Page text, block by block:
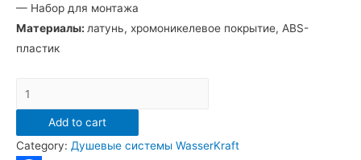
— Набор для монтажа
Материалы: латунь, хромоникелевое покрытие, ABS-
пластик
Душевая
система
WasserKraft
A17701
Add to cart
Category: Душевые системы WasserKraft